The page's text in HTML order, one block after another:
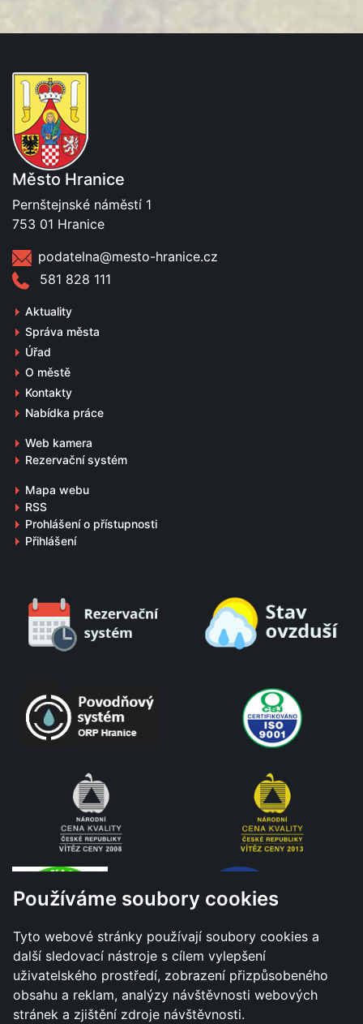
Používáme soubory cookies
Tyto webové stránky používají soubory cookies a
další sledovací nástroje s cílem vylepšení
uživatelského prostředí, zobrazení přizpůsobeného
obsahu a reklam, analýzy návštěvnosti webových
stránek a zjištění zdroje návštěvnosti.
Město Hranice
Pernštejnské náměstí 1
753 01 Hranice
podatelna@mesto-hranice.cz
581 828 111
Aktuality
Správa města
Úřad
O městě
Kontakty
Nabídka práce
Web kamera
Rezervační systém
Mapa webu
RSS
Prohlášení o přístupnosti
Přihlášení